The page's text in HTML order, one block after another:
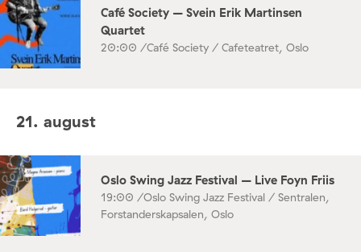
Café Society – Svein Erik Martinsen
Quartet
20:00 /Café Society / Cafeteatret, Oslo
21. august
Oslo Swing Jazz Festival – Live Foyn Friis
19:00 /Oslo Swing Jazz Festival / Sentralen,
Forstanderskapsalen, Oslo